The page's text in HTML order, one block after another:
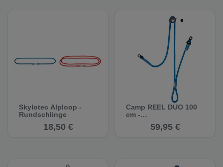
Skylotec Alploop -
Rundschlinge
18,50 €
Camp REEL DUO 100
cm -
59,95 €